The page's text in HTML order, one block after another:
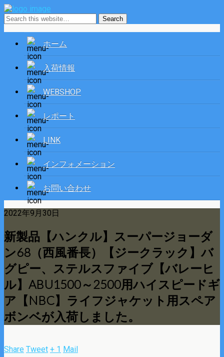
ホーム
入荷情報
WEBSHOP
レポート
LINK
インフォメーション
お問い合わせ
2022年9月30日
新製品【ハンクル】スーパージョーダ
ン68（西風番長）【ジークラック】バ
グピー、ステルスファイブ【バレーヒ
ル】ABU1500～2500用ハイスピードギ
ア【NBC】ライフジャケット用スペア
ボンベが入荷しました。
Share Tweet + 1 Mail